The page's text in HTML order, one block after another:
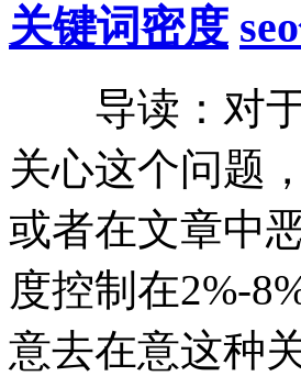
关键词密度
导读：对于
关心这个问题
或者在文章中
度控制在2%-
意去在意这种